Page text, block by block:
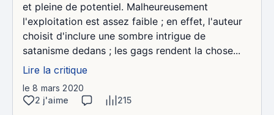
et pleine de potentiel. Malheureusement
l'exploitation est assez faible ; en effet, l'auteur
choisit d'inclure une sombre intrigue de
satanisme dedans ; les gags rendent la chose...
Lire la critique
le 8 mars 2020
2 j'aime
215